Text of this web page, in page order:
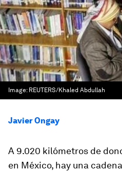
Image: REUTERS/Khaled Abdullah
Javier Ongay
A 9.020 kilómetros de
en México, hay una